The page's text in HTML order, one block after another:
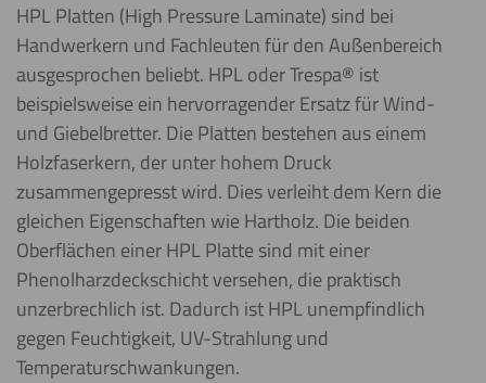
HPL Platten (High Pressure Laminate) sind bei
Handwerkern und Fachleuten für den Außenbereich
ausgesprochen beliebt. HPL oder Trespa® ist
beispielsweise ein hervorragender Ersatz für Wind-
und Giebelbretter. Die Platten bestehen aus einem
Holzfaserkern, der unter hohem Druck
zusammengepresst wird. Dies verleiht dem Kern die
gleichen Eigenschaften wie Hartholz. Die beiden
Oberflächen einer HPL Platte sind mit einer
Phenolharzdeckschicht versehen, die praktisch
unzerbrechlich ist. Dadurch ist HPL unempfindlich
gegen Feuchtigkeit, UV-Strahlung und
Temperaturschwankungen.